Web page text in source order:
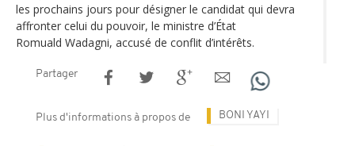
les prochains jours pour désigner le candidat qui devra
affronter celui du pouvoir, le ministre d’État
Romuald Wadagni, accusé de conflit d’intérêts.
Partager
Plus d'informations à propos de BONI YAYI